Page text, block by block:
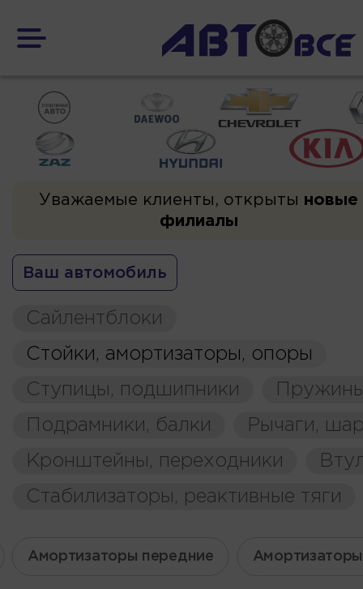
Уважаемые клиенты, открыты новые
филиалы
Ваш автомобиль
Сайлентблоки
Стойки, амортизаторы, опоры
Ступицы, подшипники
Подрамники, балки
Рычаги,
Кронштейны, переходники
Стабилизаторы, реактивные тяги
Амортизаторы передние